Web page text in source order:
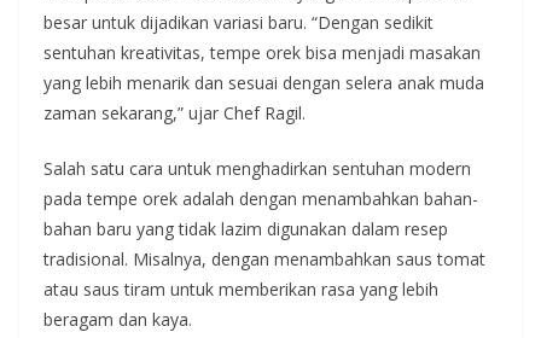
besar untuk dijadikan variasi baru. “Dengan sedikit
sentuhan kreativitas, tempe orek bisa menjadi masakan
yang lebih menarik dan sesuai dengan selera anak muda
zaman sekarang,” ujar Chef Ragil.
Salah satu cara untuk menghadirkan sentuhan modern
pada tempe orek adalah dengan menambahkan bahan-
bahan baru yang tidak lazim digunakan dalam resep
tradisional. Misalnya, dengan menambahkan saus tomat
atau saus tiram untuk memberikan rasa yang lebih
beragam dan kaya.